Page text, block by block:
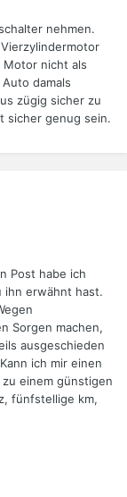
nehmen.
nicht als
damals
zügig sicher zu
sicher genug sein.
Post habe ich
ihn erwähnt hast.
Sorgen machen,
ausgeschieden
ich mir einen
einem günstigen
fünfstellige km,